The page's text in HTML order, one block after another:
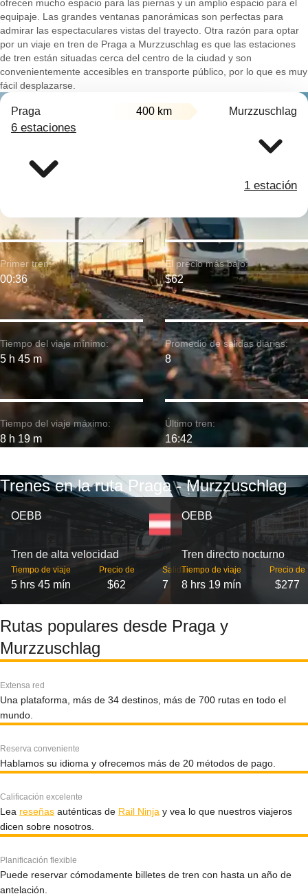
ofrecen mucho espacio para las piernas y un amplio espacio para el
equipaje. Las grandes ventanas panorámicas son perfectas para
admirar las espectaculares vistas del trayecto. Otra razón para optar
por un viaje en tren de Praga a Murzzuschlag es que las estaciones
de tren están situadas cerca del centro de la ciudad y son
convenientemente accesibles en transporte público, por lo que es muy
fácil desplazarse.
Praga 400 km Murzzuschlag
6 estaciones
1 estación
Tiempo del viaje mínimo:
5 h 45 m
Primer tren:
00:36
Tiempo del viaje máximo:
8 h 19 m
El precio más bajo:
$62
Promedio de salidas diarias:
8
Último tren:
16:42
Trenes en la ruta Praga - Murzzuschlag
OEBB
Tren de alta velocidad
Tiempo de viaje
5 hrs 45 mín
Precio de
$62
Salidas
7
OEBB
Tren directo nocturno
Tiempo de viaje
8 hrs 19 mín
Precio de
$277
Rutas populares desde Praga y
Murzzuschlag
Extensa red
Una plataforma, más de 34 destinos, más de 700 rutas en todo el
mundo.
Reserva conveniente
Hablamos su idioma y ofrecemos más de 20 métodos de pago.
Calificación excelente
Lea reseñas auténticas de Rail Ninja y vea lo que nuestros viajeros
dicen sobre nosotros.
Planificación flexible
Puede reservar cómodamente billetes de tren con hasta un año de
antelación.